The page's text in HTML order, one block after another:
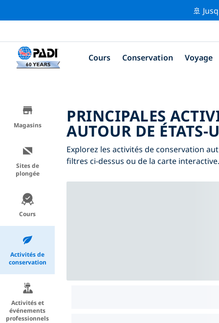
🚢
Cours Conservation Voyage
Magasins
Sites de
plongée
Cours
Activités de
conservation
Activités et
événements
professionnels
PRINCIPALES
AUTOUR DE
Explorez les activités de conservation
filtres ci-dessus ou de la carte interactive.